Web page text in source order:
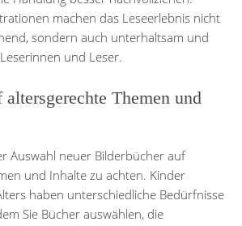
machen das Leseerlebnis nicht
sondern auch unterhaltsam und
und Leser.
Themen und
Auswahl neuer Bilderbücher auf
und Inhalte zu achten. Kinder
haben unterschiedliche Bedürfnisse
Sie Bücher auswählen, die